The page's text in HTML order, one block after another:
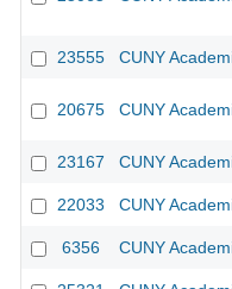
23555 CUNY
20675 CUNY
23167 CUNY
22033 CUNY
6356 CUNY